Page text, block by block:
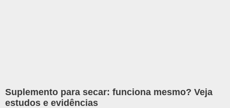
Suplemento para secar: funciona mesmo? Veja
estudos e evidências